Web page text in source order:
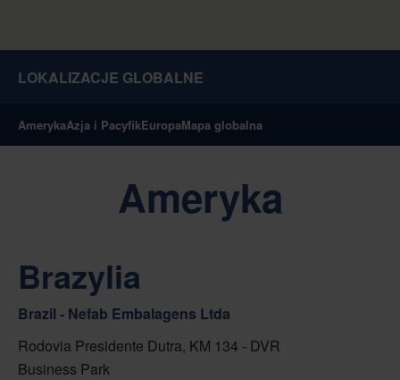
LOKALIZACJE GLOBALNE
AmerykaAzja i PacyfikEuropaMapa globalna
Ameryka
Brazylia
Brazil - Nefab Embalagens Ltda
Rodovia Presidente Dutra, KM 134 - DVR
Business Park